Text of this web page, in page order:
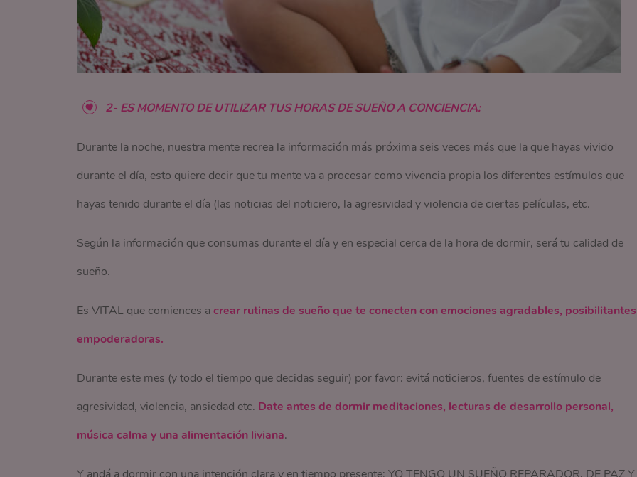
2- ES MOMENTO DE UTILIZAR TUS HORAS DE SUEÑO A CONCIENCIA:
Durante la noche, nuestra mente recrea la información más próxima seis veces más que la que hayas vivido
durante el día, esto quiere decir que tu mente va a procesar como vivencia propia los diferentes estímulos que
hayas tenido durante el día (las noticias del noticiero, la agresividad y violencia de ciertas películas, etc.
Según la información que consumas durante el día y en especial cerca de la hora de dormir, será tu calidad de
sueño.
Es VITAL que comiences a crear rutinas de sueño que te conecten con emociones agradables,
empoderadoras.
Durante este mes (y todo el tiempo que decidas seguir) por favor: evitá noticieros, fuentes de estímulo de
agresividad, violencia, ansiedad etc. Date antes de dormir meditaciones, lecturas de desarrollo personal,
música calma y una alimentación liviana.